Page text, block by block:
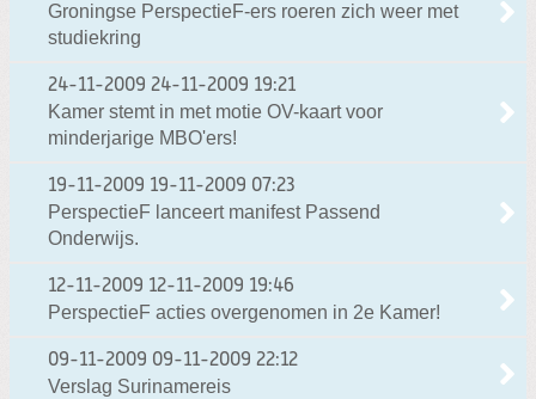
Groningse PerspectieF-ers roeren zich weer met
studiekring
24-11-2009 24-11-2009 19:21
Kamer stemt in met motie OV-kaart voor
minderjarige MBO'ers!
19-11-2009 19-11-2009 07:23
PerspectieF lanceert manifest Passend
Onderwijs.
12-11-2009 12-11-2009 19:46
PerspectieF acties overgenomen in 2e Kamer!
09-11-2009 09-11-2009 22:12
Verslag Surinamereis